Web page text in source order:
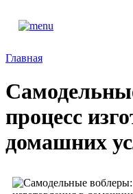
Главная
процесс
домашних